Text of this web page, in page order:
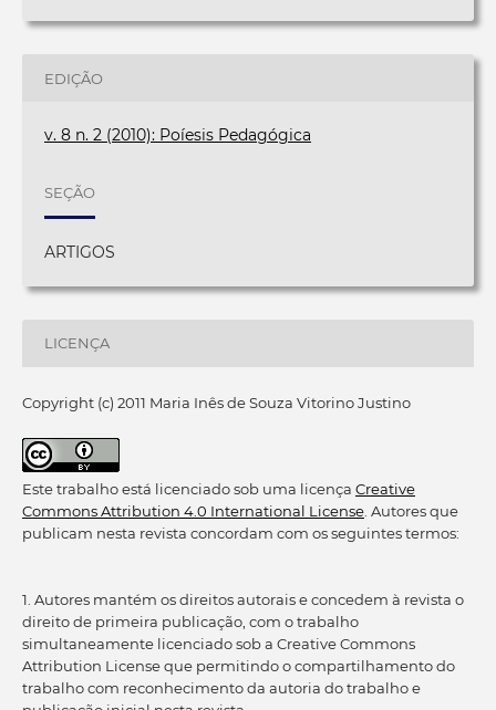
EDIÇÃO
v. 8 n. 2 (2010): Poíesis Pedagógica
SEÇÃO
ARTIGOS
LICENÇA
Copyright (c) 2011 Maria Inês de Souza Vitorino Justino
Este trabalho está licenciado sob uma licença Creative
Commons Attribution 4.0 International License. Autores que
publicam nesta revista concordam com os seguintes termos:
1. Autores mantém os direitos autorais e concedem à revista o
direito de primeira publicação, com o trabalho
simultaneamente licenciado sob a Creative Commons
Attribution License que permitindo o compartilhamento do
trabalho com reconhecimento da autoria do trabalho e